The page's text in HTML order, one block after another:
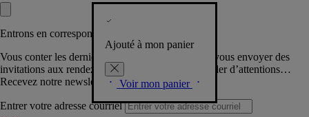
Ajouté à mon panier
Voir mon panier
Entrons en correspondance​
Vous conter les dernières créations de la Maison, vous envoyer des
invitations aux rendez-vous Diptyque, vous combler d’attentions…
Recevez notre newsletter.
Entrer votre adresse courriel